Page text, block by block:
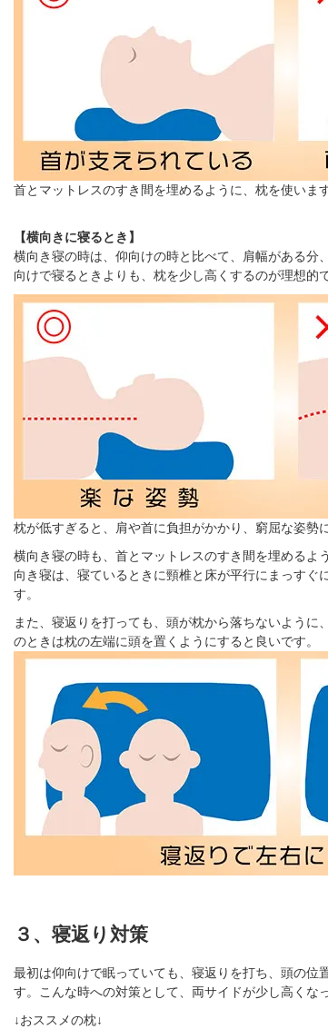
首とマットレスのすき間を埋めるように、枕を使います
【横向きに寝るとき】
横向き寝の時は、仰向けの時と比べて、肩幅がある分
向けで寝るときよりも、枕を少し高くするのが理想的で
枕が低すぎると、肩や首に負担がかかり、窮屈な姿勢
横向き寝の時も、首とマットレスのすき間を埋める
向き寝は、寝ているときに頸椎と床が平行にまっすぐ
す。
また、寝返りを打っても、頭が枕から落ちないように
のときは枕の左端に頭を置くようにすると良いです。
３、寝返り対策
最初は仰向けで眠っていても、寝返りを打ち、頭の位
す。こんな時への対策として、両サイドが少し高くな
↓おススメの枕↓